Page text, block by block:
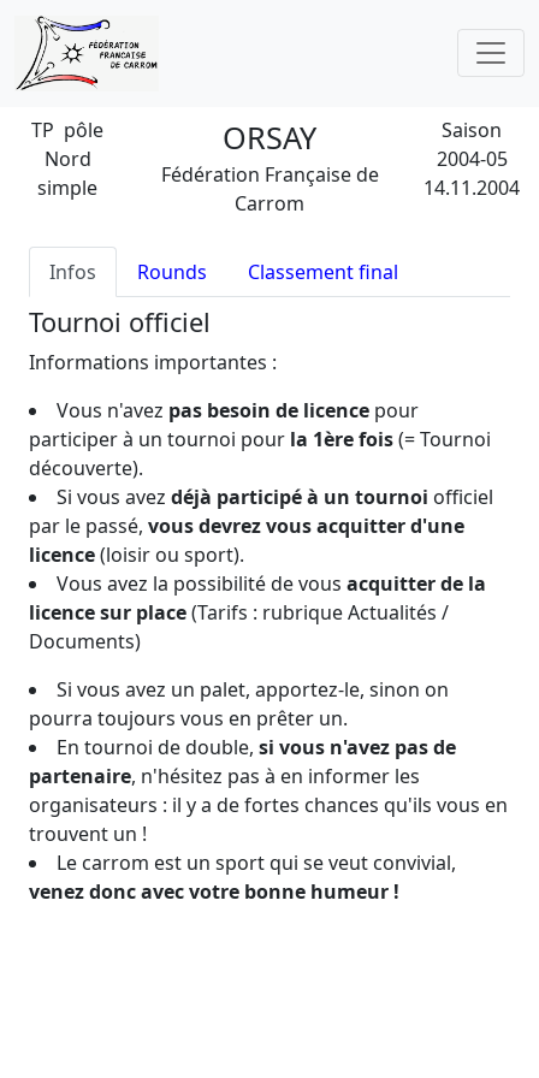
TP pôle
Nord
simple
ORSAY
Fédération Française de
Carrom
Saison
2004-05
14.11.2004
Infos Rounds Classement final
Tournoi officiel
Informations importantes :
Vous n'avez pas besoin de licence pour
participer à un tournoi pour la 1ère fois(= Tournoi
découverte).
Si vous avez déjà participé à un tournoi officiel
par le passé, vous devrez vous acquitter d'une
licence(loisir ou sport).
Vous avez la possibilité de vous acquitter de la
licence sur place(Tarifs : rubrique Actualités /
Documents)
Si vous avez un palet, apportez-le, sinon on
pourra toujours vous en prêter un.
En tournoi de double, si vous n'avez pas de
partenaire, n'hésitez pas à en informer les
organisateurs : il y a de fortes chances qu'ils vous en
trouvent un !
Le carrom est un sport qui se veut convivial,
venez donc avec votre bonne humeur !